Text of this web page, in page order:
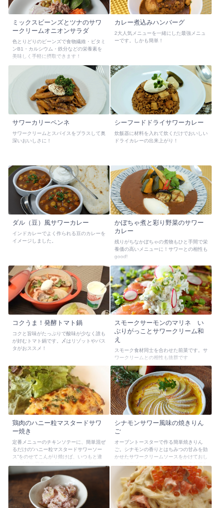
ミックスビーンズとツナのサワ
ークリームオニオンサラダ
色とりどりのビーンズで食物繊維・ビタミ
ンB1・カルシウム・鉄分などの栄養素を
美味しく手軽に摂取できます！
カレー煮込みハンバーグ
2大人気メニューを一緒にした最強メニュ
ーです。しかも簡単！
サワーカリーペンネ
サワークリームとスパイスをプラスして奥
深いおいしさに！
シーフードドライサワーカレー
炊飯器に材料を入れて炊くだけでおいしい
ドライカレーの出来上がり！
ダル（豆）風サワーカレー
インドカレーでよく作られる豆のカレーを
イメージしました。
かぼちゃ煮と彩り野菜のサワー
カレー
残りがちなかぼちゃの煮物もひと手間で栄
養価の高いメニューに！サワーとの相性も
good!
コクうま！発酵トマト鍋
コクと旨味がたっぷりで酸味が少なく誰も
が好むトマト鍋です。〆はリゾットやパス
タがおススメ！
スモークサーモンのマリネ い
ぶりがっことサワークリーム和
え
スモーク食材同士を合わせた前菜です。サ
ワークリームとの相性も抜群です
鶏肉のハニー粒マスタードサワ
ー焼き
定番メニューのチキンソテーに、簡単混ぜ
るだけの“ハニー粒マスタードサワーソー
ス”をのせてこんがり焼けば、いつもと違
タードのマイルドな酸味と、はちみつの甘
さが絶妙です。
シナモンサワー風味の焼きりん
ご
オーブントースターで作る簡単焼きりん
ご。シナモンの香りとはちみつの甘みを効
かせたサワークリームソースをかけておし
お召上がり下さい。